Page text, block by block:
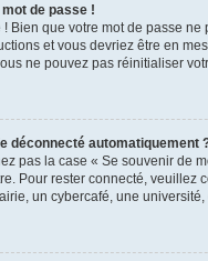
de passe !
Bien que votre mot de passe
et vous devriez être en
ne pouvez pas réinitialiser
déconnecté automatiquement
pas la case « Se souvenir de
Pour rester connecté,
un cybercafé, une